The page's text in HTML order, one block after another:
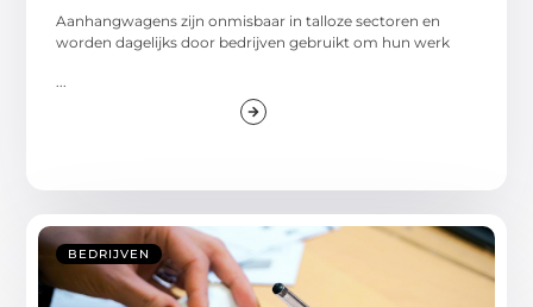
Aanhangwagens zijn onmisbaar in talloze sectoren en
worden dagelijks door bedrijven gebruikt om hun werk
BEDRIJVEN